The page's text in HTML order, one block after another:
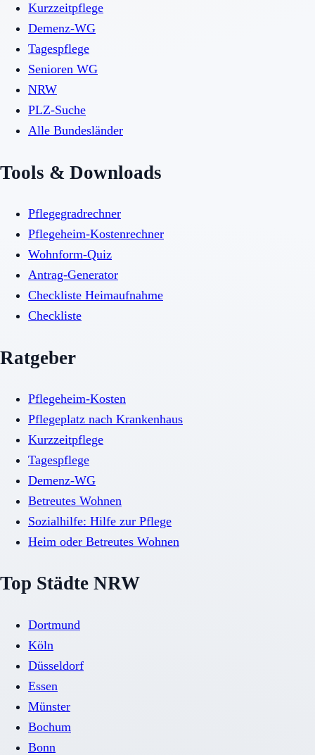
Kurzzeitpflege
Demenz-WG
Tagespflege
Senioren WG
NRW
PLZ-Suche
Alle Bundesländer
Tools & Downloads
Pflegegradrechner
Pflegeheim-Kostenrechner
Wohnform-Quiz
Antrag-Generator
Checkliste Heimaufnahme
Checkliste
Ratgeber
Pflegeheim-Kosten
Pflegeplatz nach Krankenhaus
Kurzzeitpflege
Tagespflege
Demenz-WG
Betreutes Wohnen
Sozialhilfe: Hilfe zur Pflege
Heim oder Betreutes Wohnen
Top Städte NRW
Dortmund
Köln
Düsseldorf
Essen
Münster
Bochum
Bonn